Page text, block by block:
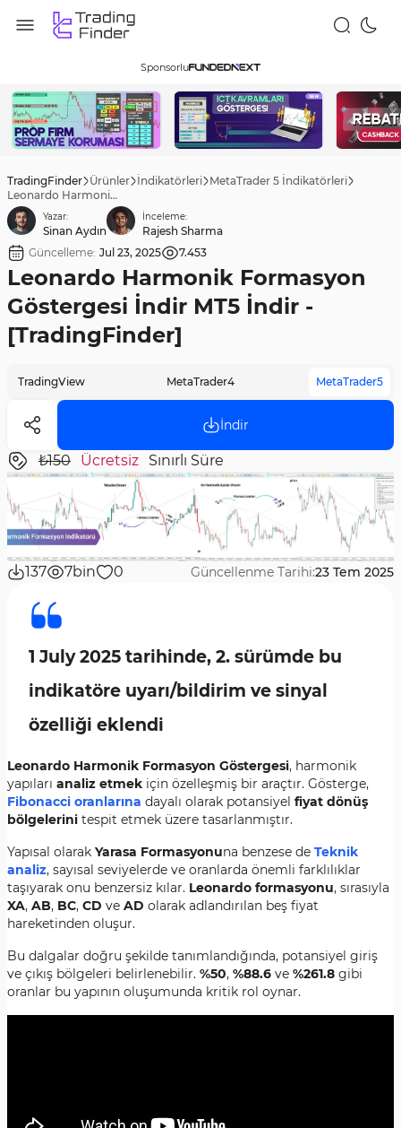
Sponsorlu
TradingFinder Ürünler İndikatörleri MetaTrader 5 İndikatörleri
Leonardo Harmonik Formasyon Göstergesi İndir MT5 İndir - [TradingFinder]
Yazar:
Sinan Aydın
İnceleme:
Rajesh Sharma
Güncelleme: Jul 23, 2025 7.453
Leonardo Harmonik Formasyon
Göstergesi İndir MT5 İndir -
[TradingFinder]
TradingView MetaTrader4 MetaTrader5
İndir
₺150 Ücretsiz Sınırlı Süre
137 7bin 0 Güncellenme Tarihi:23 Tem 2025
1 July 2025 tarihinde, 2. sürümde bu
indikatöre uyarı/bildirim ve sinyal
özelliği eklendi
Leonardo Harmonik Formasyon Göstergesi, harmonik
yapıları analiz etmek için özelleşmiş bir araçtır. Gösterge,
Fibonacci oranlarına dayalı olarak potansiyel fiyat dönüş
bölgelerini tespit etmek üzere tasarlanmıştır.
Yapısal olarak Yarasa Formasyonuna benzese de Teknik
analiz, sayısal seviyelerde ve oranlarda önemli farklılıklar
taşıyarak onu benzersiz kılar. Leonardo formasyonu, sırasıyla
XA, AB, BC, CD ve AD olarak adlandırılan beş fiyat
hareketinden oluşur.
Bu dalgalar doğru şekilde tanımlandığında, potansiyel giriş
ve çıkış bölgeleri belirlenebilir. %50, %88.6 ve %261.8 gibi
oranlar bu yapının oluşumunda kritik rol oynar.